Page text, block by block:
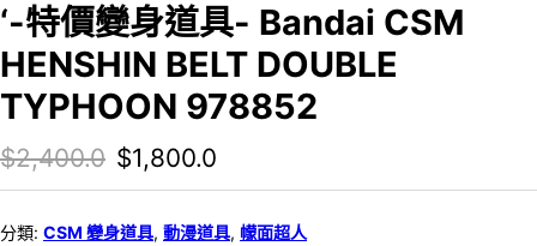
‘-特價變身道具- Bandai CSM
HENSHIN BELT DOUBLE
TYPHOON 978852
$2,400.0 Original price was: $2,400.0.
$1,800.0
分類: CSM 變身道具, 動漫道具, 幪面超人